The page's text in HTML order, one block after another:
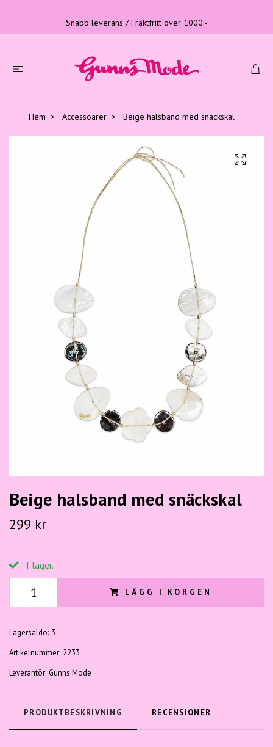
Snabb leverans / Fraktfritt över 1000:-
Hem Accessoarer Beige halsband med snäckskal
Beige halsband med snäckskal
299 kr
I lager.
LÄGG I KORGEN
Lagersaldo: 3
Artikelnummer: 2233
Leverantör: Gunns Mode
PRODUKTBESKRIVNING RECENSIONER